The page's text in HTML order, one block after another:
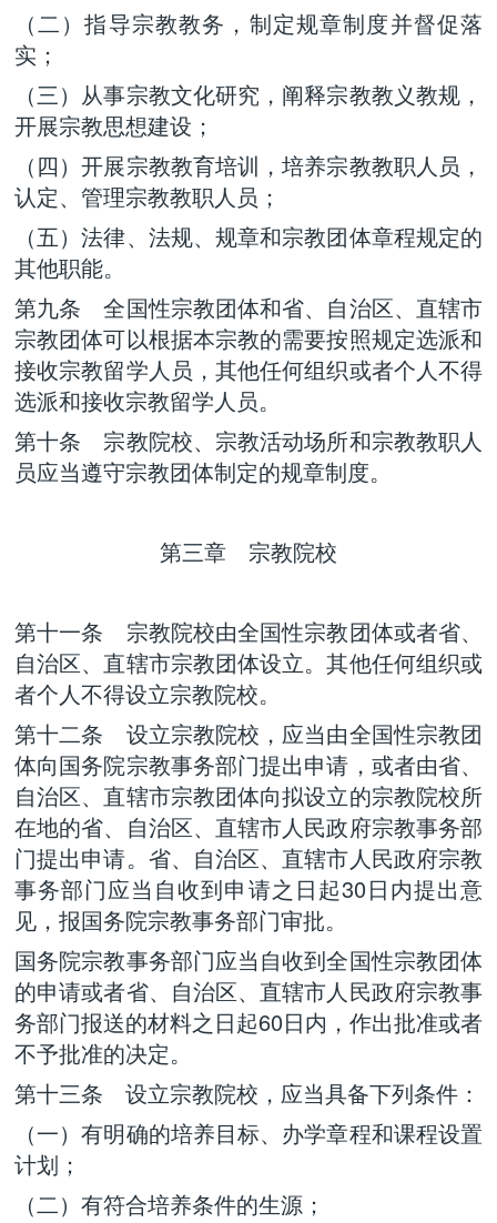
（二）指导宗教教务，制定规章制度并督促落
实；
（三）从事宗教文化研究，阐释宗教教义教规，
开展宗教思想建设；
（四）开展宗教教育培训，培养宗教教职人员，
认定、管理宗教教职人员；
（五）法律、法规、规章和宗教团体章程规定的
其他职能。
第九条 全国性宗教团体和省、自治区、直辖市
宗教团体可以根据本宗教的需要按照规定选派和
接收宗教留学人员，其他任何组织或者个人不得
选派和接收宗教留学人员。
第十条 宗教院校、宗教活动场所和宗教教职人
员应当遵守宗教团体制定的规章制度。
第三章 宗教院校
第十一条 宗教院校由全国性宗教团体或者省、
自治区、直辖市宗教团体设立。其他任何组织或
者个人不得设立宗教院校。
第十二条 设立宗教院校，应当由全国性宗教团
体向国务院宗教事务部门提出申请，或者由省、
自治区、直辖市宗教团体向拟设立的宗教院校所
在地的省、自治区、直辖市人民政府宗教事务部
门提出申请。省、自治区、直辖市人民政府宗教
事务部门应当自收到申请之日起30日内提出意
见，报国务院宗教事务部门审批。
国务院宗教事务部门应当自收到全国性宗教团体
的申请或者省、自治区、直辖市人民政府宗教事
务部门报送的材料之日起60日内，作出批准或者
不予批准的决定。
第十三条 设立宗教院校，应当具备下列条件：
（一）有明确的培养目标、办学章程和课程设置
计划；
（二）有符合培养条件的生源；